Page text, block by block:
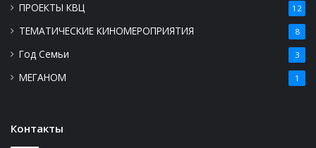
ПРОЕКТЫ КВЦ 12
ТЕМАТИЧЕСКИЕ КИНОМЕРОПРИЯТИЯ 8
Год Семьи 3
МЕГАНОМ 1
Контакты